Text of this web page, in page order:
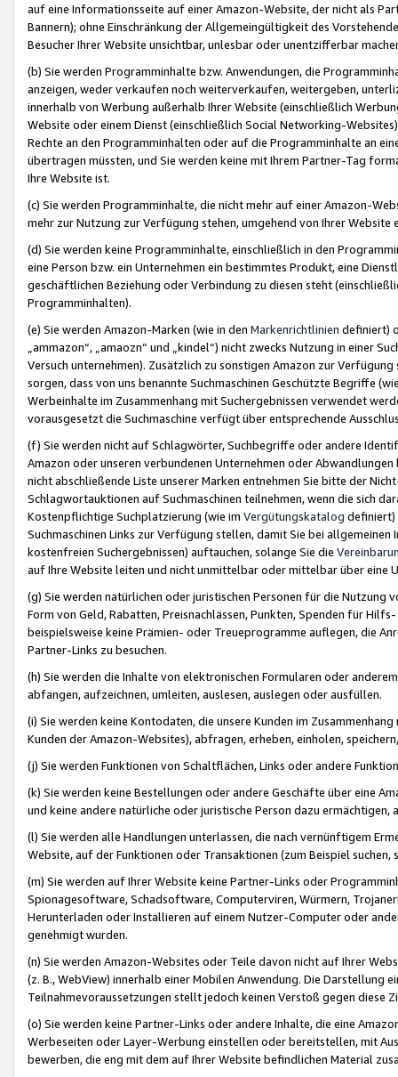
auf eine Informationsseite auf einer Amazon-Website, der nicht als
Bannern); ohne Einschränkung der Allgemeingültigkeit des
Besucher Ihrer Website unsichtbar, unlesbar oder unentzifferbar
(b) Sie werden Programminhalte bzw. Anwendungen, die
anzeigen, weder verkaufen noch weiterverkaufen, weitergeben,
innerhalb von Werbung außerhalb Ihrer Website (einschließlich
Website oder einem Dienst (einschließlich Social Networking-
Rechte an den Programminhalten oder auf die Programminhalte an
übertragen müssten, und Sie werden keine mit Ihrem Partner-Tag
Ihre Website ist.
(c) Sie werden Programminhalte, die nicht mehr auf einer Amazon-
mehr zur Nutzung zur Verfügung stehen, umgehend von Ihrer
(d) Sie werden keine Programminhalte, einschließlich in den
eine Person bzw. ein Unternehmen ein bestimmtes Produkt, eine
geschäftlichen Beziehung oder Verbindung zu diesen steht
Programminhalten).
(e) Sie werden Amazon-Marken (wie in den Markenrichtlinien definiert)
„ammazon“, „amaozn“ und „kindel“) nicht zwecks Nutzung in einer
Versuch unternehmen). Zusätzlich zu sonstigen Amazon zur
sorgen, dass von uns benannte Suchmaschinen Geschützte Begriffe
Werbeinhalte im Zusammenhang mit Suchergebnissen verwendet
vorausgesetzt die Suchmaschine verfügt über entsprechende
(f) Sie werden nicht auf Schlagwörter, Suchbegriffe oder andere
Amazon oder unseren verbundenen Unternehmen oder
nicht abschließende Liste unserer Marken entnehmen Sie bitte der
Schlagwortauktionen auf Suchmaschinen teilnehmen, wenn die sich
Kostenpflichtige Suchplatzierung (wie im Vergütungskatalog definiert)
Suchmaschinen Links zur Verfügung stellen, damit Sie bei
kostenfreien Suchergebnissen) auftauchen, solange Sie die
auf Ihre Website leiten und nicht unmittelbar oder mittelbar über eine
(g) Sie werden natürlichen oder juristischen Personen für die Nutzung
Form von Geld, Rabatten, Preisnachlässen, Punkten, Spenden für
beispielsweise keine Prämien- oder Treueprogramme auflegen, die
Partner-Links zu besuchen.
(h) Sie werden die Inhalte von elektronischen Formularen oder
abfangen, aufzeichnen, umleiten, auslesen, auslegen oder ausfüllen.
(i) Sie werden keine Kontodaten, die unsere Kunden im
Kunden der Amazon-Websites), abfragen, erheben, einholen,
(j) Sie werden Funktionen von Schaltflächen, Links oder andere
(k) Sie werden keine Bestellungen oder andere Geschäfte über eine
und keine andere natürliche oder juristische Person dazu
(l) Sie werden alle Handlungen unterlassen, die nach vernünftigem
Website, auf der Funktionen oder Transaktionen (zum Beispiel
(m) Sie werden auf Ihrer Website keine Partner-Links oder
Spionagesoftware, Schadsoftware, Computerviren, Würmern,
Herunterladen oder Installieren auf einem Nutzer-Computer oder
genehmigt wurden.
(n) Sie werden Amazon-Websites oder Teile davon nicht auf Ihrer
(z. B., WebView) innerhalb einer Mobilen Anwendung. Die Darstellung
Teilnahmevoraussetzungen stellt jedoch keinen Verstoß gegen diese
(o) Sie werden keine Partner-Links oder andere Inhalte, die eine
Werbeseiten oder Layer-Werbung einstellen oder bereitstellen, mit
bewerben, die eng mit dem auf Ihrer Website befindlichen Material